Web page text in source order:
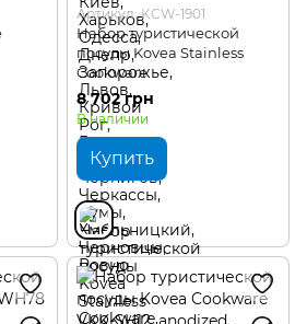
Артикул: KCW-1901
Набор туристической
посуды Kovea Stainless
Cookware
8 702 грн
В наличии
Купить